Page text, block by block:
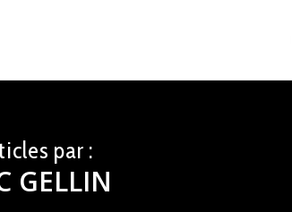
par :
GELLIN